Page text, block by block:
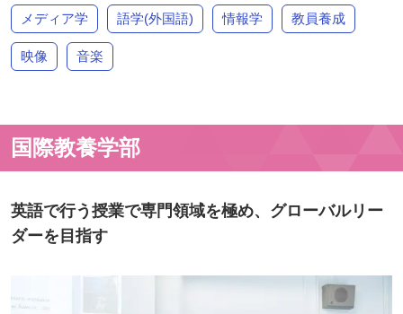
メディア学 語学(外国語) 情報学 教員養成
映像 音楽
国際教養学部
英語で行う授業で専門領域を極め、グローバルリー
ダーを目指す